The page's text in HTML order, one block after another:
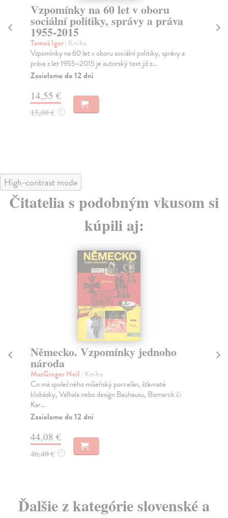
Vzpomínky na 60 let v oboru
sociální politiky, správy a práva
1955-2015
Tomeš Igor| Kniha
Vzpomínky na 60 let v oboru sociální politiky, správy a
práva z let 1955–2015 je autorský text již z...
Zasielame do 12 dní
14,55 €
15,00 € ?
High-contrast mode
Čitatelia s podobným vkusom si
kúpili aj:
Německo. Vzpomínky jednoho
národa
MacGregor Neil | Kniha
Co má společného míšeňský porcelán, šťavnaté
klobásky, Valhala nebo design Bauhausu, Bismarck či
Kar...
Zasielame do 12 dní
44,08 €
46,40 € ?
Ďalšie z kategórie slovenské a